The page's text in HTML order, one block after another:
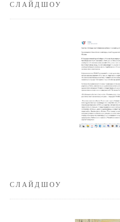
СЛАЙДШОУ
СЛАЙДШОУ